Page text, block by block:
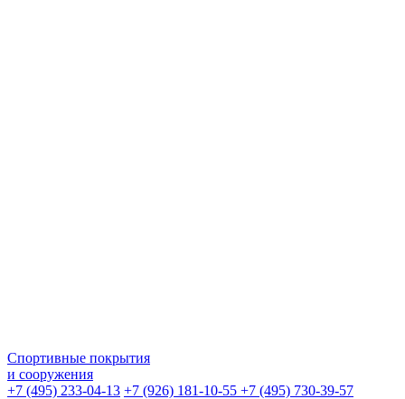
Спортивные покрытия
и сооружения
+7 (495) 233-04-13 +7 (926) 181-10-55 +7 (495) 730-39-57